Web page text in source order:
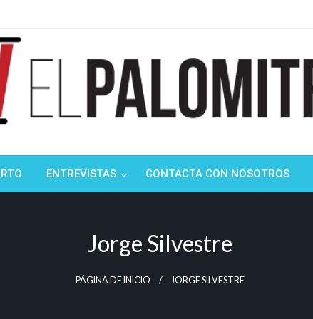
ENTREVISTAS CONTACTA CON NOSOTROS
Jorge Silvestre
PÁGINA DE INICIO JORGE SILVESTRE